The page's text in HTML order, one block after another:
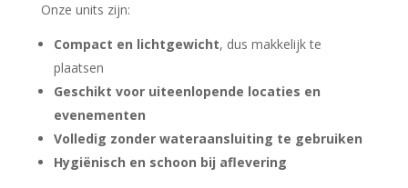
Onze units zijn:
Compact en lichtgewicht, dus makkelijk te
plaatsen
Geschikt voor uiteenlopende locaties en
evenementen
Volledig zonder wateraansluiting te gebruiken
Hygiënisch en schoon bij aflevering